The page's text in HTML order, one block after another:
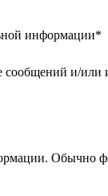
информации*
и/
Обычно